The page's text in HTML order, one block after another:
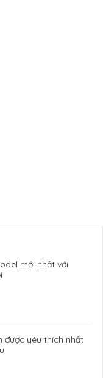
mới nhất với
được yêu thích nhất